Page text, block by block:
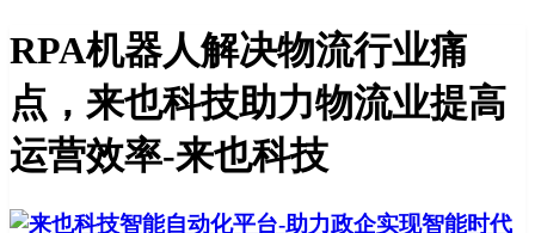
RPA机器人解决物流行业痛
点，来也科技助力物流业提高
运营效率-来也科技